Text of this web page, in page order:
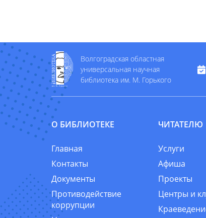
Волгоградская областная
универсальная научная
библиотека им. М. Горького
О БИБЛИОТЕКЕ
Главная
Контакты
Документы
Противодействие
коррупции
ЧИТАТЕЛЮ
Услуги
Афиша
Проекты
Центры и